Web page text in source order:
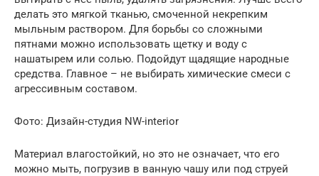
делать это мягкой тканью, смоченной некрепким
мыльным раствором. Для борьбы со сложными
пятнами можно использовать щетку и воду с
нашатырем или солью. Подойдут щадящие народные
средства. Главное – не выбирать химические смеси с
агрессивным составом.
Фото: Дизайн-студия NW-interior
Материал влагостойкий, но это не означает, что его
можно мыть, погрузив в ванную чашу или под струей